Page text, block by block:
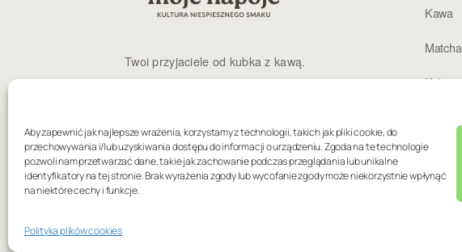
Aby zapewnić jak najlepsze wrażenia, korzystamy z technologii, takich jak pliki cookie, do
przechowywania i/lub uzyskiwania dostępu do informacji o urządzeniu. Zgoda na te technologie
pozwoli nam przetwarzać dane, takie jak zachowanie podczas przeglądania lub unikalne
identyfikatory na tej stronie. Brak wyrażenia zgody lub wycofanie zgody może niekorzystnie wpłynąć
na niektóre cechy i funkcje.
Polityka plików cookies
Twoi przyjaciele od kubka z kawą.
Kawa
Matcha
Kakao